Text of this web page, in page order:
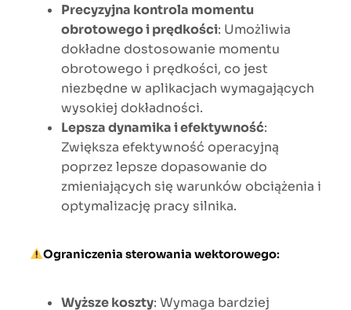
Precyzyjna kontrola momentu
obrotowego i prędkości: Umożliwia
dokładne dostosowanie momentu
obrotowego i prędkości, co jest
niezbędne w aplikacjach wymagających
wysokiej dokładności.
Lepsza dynamika i efektywność:
Zwiększa efektywność operacyjną
poprzez lepsze dopasowanie do
zmieniających się warunków obciążenia i
optymalizację pracy silnika.
Ograniczenia sterowania wektorowego:
Wyższe koszty: Wymaga bardziej